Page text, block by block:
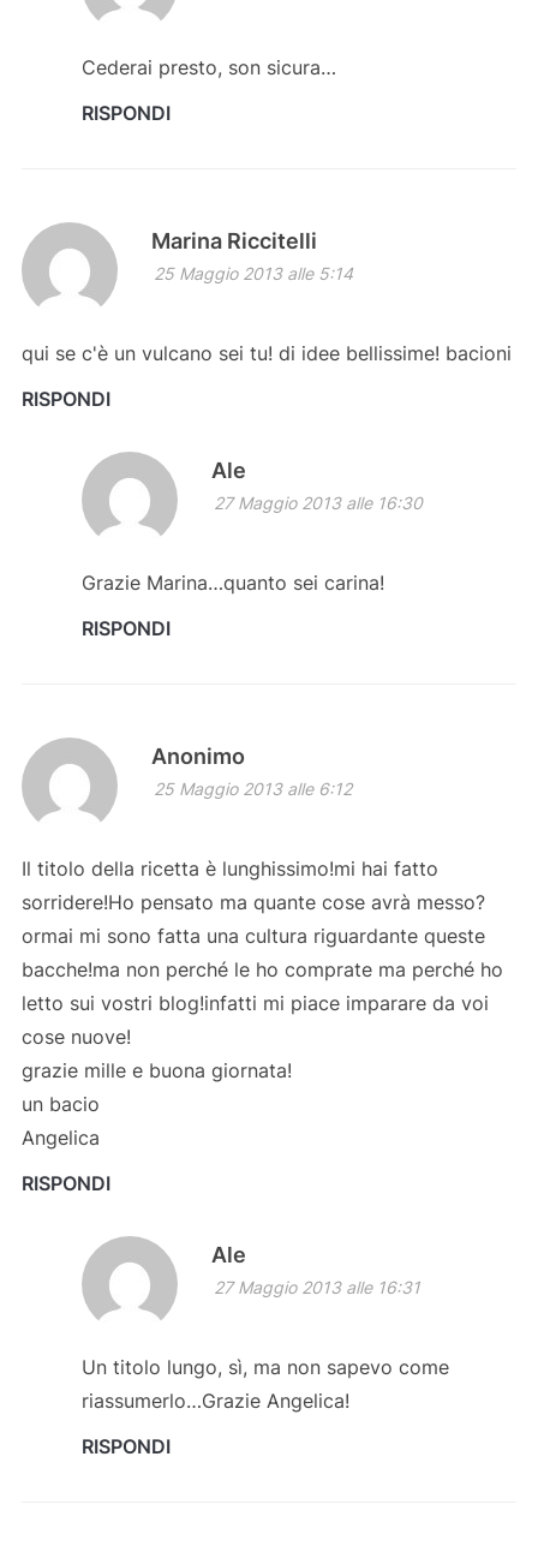
Cederai presto, son sicura…
RISPONDI
Marina Riccitelli
25 Maggio 2013 alle 5:14
qui se c'è un vulcano sei tu! di idee bellissime! bacioni
RISPONDI
Ale
27 Maggio 2013 alle 16:30
Grazie Marina…quanto sei carina!
RISPONDI
Anonimo
25 Maggio 2013 alle 6:12
Il titolo della ricetta è lunghissimo!mi hai fatto
sorridere!Ho pensato ma quante cose avrà messo?
ormai mi sono fatta una cultura riguardante queste
bacche!ma non perché le ho comprate ma perché ho
letto sui vostri blog!infatti mi piace imparare da voi
cose nuove!
grazie mille e buona giornata!
un bacio
Angelica
RISPONDI
Ale
27 Maggio 2013 alle 16:31
Un titolo lungo, sì, ma non sapevo come
riassumerlo…Grazie Angelica!
RISPONDI